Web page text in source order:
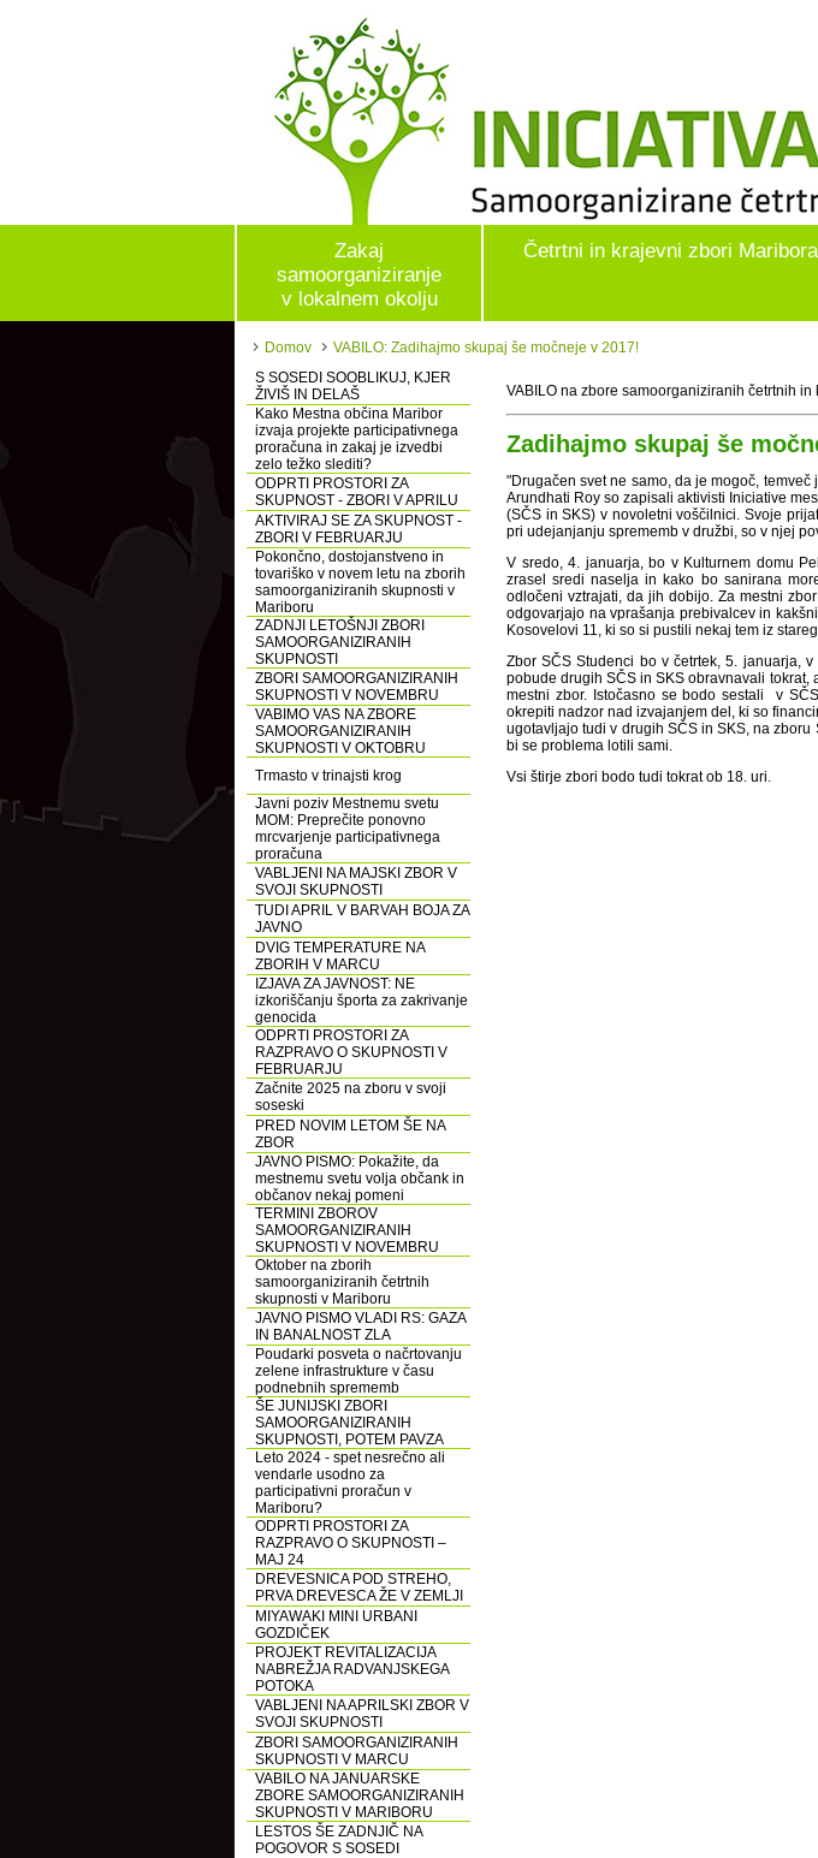
Zakaj
samoorganiziranje
v lokalnem okolju
Četrtni in krajevni zbori Maribora
Domov
VABILO: Zadihajmo skupaj še močneje v 2017!
S SOSEDI SOOBLIKUJ, KJER
ŽIVIŠ IN DELAŠ
Kako Mestna občina Maribor
izvaja projekte participativnega
proračuna in zakaj je izvedbi
zelo težko slediti?
ODPRTI PROSTORI ZA
SKUPNOST - ZBORI V APRILU
AKTIVIRAJ SE ZA SKUPNOST -
ZBORI V FEBRUARJU
Pokončno, dostojanstveno in
tovariško v novem letu na zborih
samoorganiziranih skupnosti v
Mariboru
ZADNJI LETOŠNJI ZBORI
SAMOORGANIZIRANIH
SKUPNOSTI
ZBORI SAMOORGANIZIRANIH
SKUPNOSTI V NOVEMBRU
VABIMO VAS NA ZBORE
SAMOORGANIZIRANIH
SKUPNOSTI V OKTOBRU
Trmasto v trinajsti krog
Javni poziv Mestnemu svetu
MOM: Preprečite ponovno
mrcvarjenje participativnega
proračuna
VABLJENI NA MAJSKI ZBOR V
SVOJI SKUPNOSTI
TUDI APRIL V BARVAH BOJA ZA
JAVNO
DVIG TEMPERATURE NA
ZBORIH V MARCU
IZJAVA ZA JAVNOST: NE
izkoriščanju športa za zakrivanje
genocida
ODPRTI PROSTORI ZA
RAZPRAVO O SKUPNOSTI V
FEBRUARJU
Začnite 2025 na zboru v svoji
soseski
PRED NOVIM LETOM ŠE NA
ZBOR
JAVNO PISMO: Pokažite, da
mestnemu svetu volja občank in
občanov nekaj pomeni
TERMINI ZBOROV
SAMOORGANIZIRANIH
SKUPNOSTI V NOVEMBRU
Oktober na zborih
samoorganiziranih četrtnih
skupnosti v Mariboru
JAVNO PISMO VLADI RS: GAZA
IN BANALNOST ZLA
Poudarki posveta o načrtovanju
zelene infrastrukture v času
podnebnih sprememb
ŠE JUNIJSKI ZBORI
SAMOORGANIZIRANIH
SKUPNOSTI, POTEM PAVZA
Leto 2024 - spet nesrečno ali
vendarle usodno za
participativni proračun v
Mariboru?
ODPRTI PROSTORI ZA
RAZPRAVO O SKUPNOSTI –
MAJ 24
DREVESNICA POD STREHO,
PRVA DREVESCA ŽE V ZEMLJI
MIYAWAKI MINI URBANI
GOZDIČEK
PROJEKT REVITALIZACIJA
NABREŽJA RADVANJSKEGA
POTOKA
VABLJENI NA APRILSKI ZBOR V
SVOJI SKUPNOSTI
ZBORI SAMOORGANIZIRANIH
SKUPNOSTI V MARCU
VABILO NA JANUARSKE
ZBORE SAMOORGANIZIRANIH
SKUPNOSTI V MARIBORU
LESTOS ŠE ZADNJIČ NA
POGOVOR S SOSEDI
VABILO na zbore samoorganiziranih četrtnih in
Zadihajmo skupaj še
"Drugačen svet ne samo, da je mogoč,
Arundhati Roy so zapisali aktivisti Iniciative
(SČS in SKS) v novoletni voščilnici. Svoje
pri udejanjanju sprememb v družbi, so v njej
V sredo, 4. januarja, bo v Kulturnem domu
zrasel sredi naselja in kako bo sanirana
odločeni vztrajati, da jih dobijo. Za mestni
odgovarjajo na vprašanja prebivalcev in
Kosovelovi 11, ki so si pustili nekaj tem iz
Zbor SČS Studenci bo v četrtek, 5. januarja,
pobude drugih SČS in SKS obravnavali
mestni zbor. Istočasno se bodo sestali v
okrepiti nadzor nad izvajanjem del, ki so
ugotavljajo tudi v drugih SČS in SKS, na
bi se problema lotili sami.
Vsi štirje zbori bodo tudi tokrat ob 18. uri.